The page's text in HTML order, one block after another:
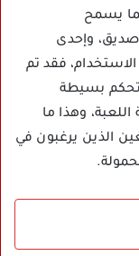
يسمح
وإحدى
فقد تم
تحكم بسيطة
وهذا ما
الذين يرغبون في